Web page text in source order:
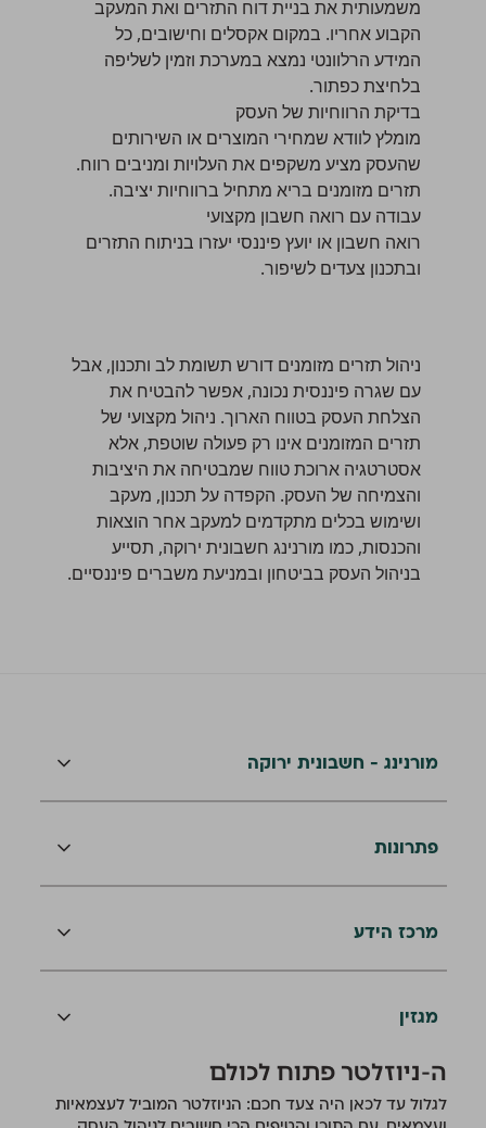
משמעותית את בניית דוח התזרים ואת המעקב
הקבוע אחריו. במקום אקסלים וחישובים, כל
המידע הרלוונטי נמצא במערכת וזמין לשליפה
בלחיצת כפתור.
בדיקת הרווחיות של העסק
מומלץ לוודא שמחירי המוצרים או השירותים
שהעסק מציע משקפים את העלויות ומניבים רווח.
תזרים מזומנים בריא מתחיל ברווחיות יציבה.
עבודה עם רואה חשבון מקצועי
רואה חשבון או יועץ פיננסי יעזרו בניתוח התזרים
ובתכנון צעדים לשיפור.
ניהול תזרים מזומנים דורש תשומת לב ותכנון, אבל
עם שגרה פיננסית נכונה, אפשר להבטיח את
הצלחת העסק בטווח הארוך. ניהול מקצועי של
תזרים המזומנים אינו רק פעולה שוטפת, אלא
אסטרטגיה ארוכת טווח שמבטיחה את היציבות
והצמיחה של העסק. הקפדה על תכנון, מעקב
ושימוש בכלים מתקדמים למעקב אחר הוצאות
והכנסות, כמו מורנינג חשבונית ירוקה, תסייע
בניהול העסק בביטחון ובמניעת משברים פיננסיים.
מורנינג - חשבונית ירוקה
פתרונות
מרכז הידע
מגזין
ה-ניוזלטר פתוח לכולם
לגלול עד לכאן היה צעד חכם: הניוזלטר המוביל לעצמאיות